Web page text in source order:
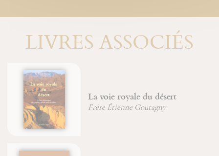
LIVRES ASSOCIÉS
La voie royale du désert
Frère Étienne Goutagny